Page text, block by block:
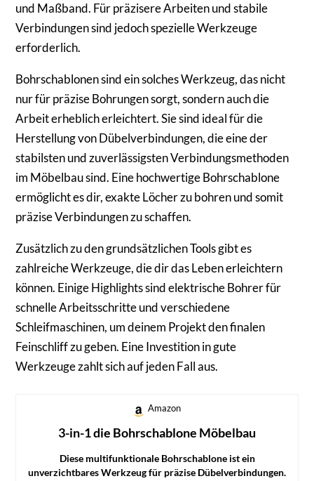
und Maßband. Für präzisere Arbeiten und stabile
Verbindungen sind jedoch spezielle Werkzeuge
erforderlich.
Bohrschablonen sind ein solches Werkzeug, das nicht
nur für präzise Bohrungen sorgt, sondern auch die
Arbeit erheblich erleichtert. Sie sind ideal für die
Herstellung von Dübelverbindungen, die eine der
stabilsten und zuverlässigsten Verbindungsmethoden
im Möbelbau sind. Eine hochwertige Bohrschablone
ermöglicht es dir, exakte Löcher zu bohren und somit
präzise Verbindungen zu schaffen.
Zusätzlich zu den grundsätzlichen Tools gibt es
zahlreiche Werkzeuge, die dir das Leben erleichtern
können. Einige Highlights sind elektrische Bohrer für
schnelle Arbeitsschritte und verschiedene
Schleifmaschinen, um deinem Projekt den finalen
Feinschliff zu geben. Eine Investition in gute
Werkzeuge zahlt sich auf jeden Fall aus.
Amazon
3-in-1 die Bohrschablone Möbelbau
Diese multifunktionale Bohrschablone ist ein
unverzichtbares Werkzeug für präzise Dübelverbindungen.